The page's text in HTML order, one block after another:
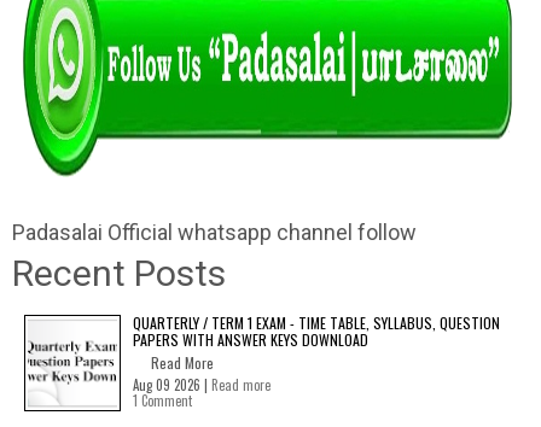
Padasalai Official whatsapp channel follow
Recent Posts
QUARTERLY / TERM 1 EXAM - TIME TABLE, SYLLABUS, QUESTION
PAPERS WITH ANSWER KEYS DOWNLOAD
Read More
Aug 09 2026 | Read more
1 Comment